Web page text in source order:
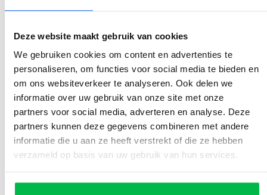
Deze website maakt gebruik van cookies
We gebruiken cookies om content en advertenties te
personaliseren, om functies voor social media te bieden en
om ons websiteverkeer te analyseren. Ook delen we
informatie over uw gebruik van onze site met onze
partners voor social media, adverteren en analyse. Deze
partners kunnen deze gegevens combineren met andere
informatie die u aan ze heeft verstrekt of die ze hebben
verzameld op basis van uw gebruik van hun services.
Verwachting: alleen bij langdurig hoge prijzen komen
Wat betekenen hoge
benzineprijzen voor autobezitters?
De stijgende benzineprijs in Nederland heeft direct
impact op jouw portemonnee:
Autorijden wordt duurder
Maandelijkse kosten stijgen
Lange ritten worden minder aantrekkelijk